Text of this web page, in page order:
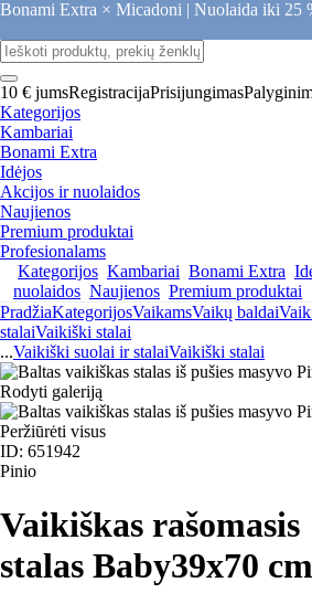
Bonami Extra × Micadoni | Nuolaida iki 25
10 € jumsRegistracijaPrisijungimas
Kategorijos
Kambariai
Bonami Extra
Idėjos
Akcijos ir nuolaidos
Naujienos
Premium produktai
Profesionalams
Kategorijos Kambariai Bonami Extra
nuolaidos Naujienos Premium produktai
PradžiaKategorijosVaikamsVaikų baldai
stalaiVaikiški stalai
...Vaikiški suolai ir stalaiVaikiški stalai
Rodyti galeriją
Peržiūrėti visus
ID: 651942
Pinio
Vaikiškas rašomasis
stalas Baby39x70 cm